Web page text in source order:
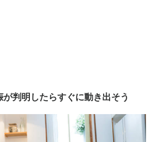
が判明したらすぐに動き出そう